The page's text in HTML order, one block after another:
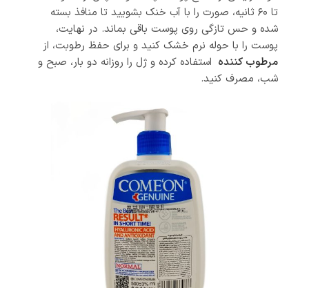
تا ۶۰ ثانیه، صورت را با آب خنک بشویید تا منافذ بسته
شده و حس تازگی روی پوست باقی بماند. در نهایت،
پوست را با حوله‌ نرم خشک کنید و برای حفظ رطوبت، از
مرطوب‌ کننده‌ استفاده کرده و ژل را روزانه دو بار، صبح و
شب، مصرف کنید.